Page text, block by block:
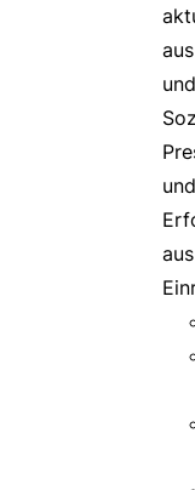
und
und